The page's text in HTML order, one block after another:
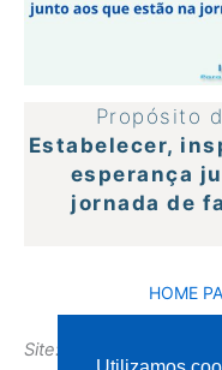
Propósito
Estabelecer,
esperança
jornada de
HOME
Site: INTUICAO.COM